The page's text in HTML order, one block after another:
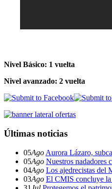
Nivel Básico: 1 vuelta
Nivel avanzado: 2 vuelta
Últimas noticias
05Ago Aurora Lázaro,
05Ago Nuestros nadadores
04Ago Los ajedrecistas del
03Ago El CMIS concluye la